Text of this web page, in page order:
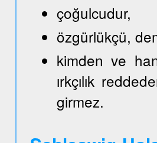
çoğulcudur,
özgürlükçü,
kimden ve
ırkçılık
girmez.